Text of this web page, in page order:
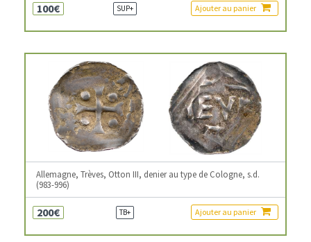
100€ SUP+ Ajouter au panier
Allemagne, Trèves, Otton III, denier au type de Cologne, s.d.
(983-996)
200€ TB+ Ajouter au panier